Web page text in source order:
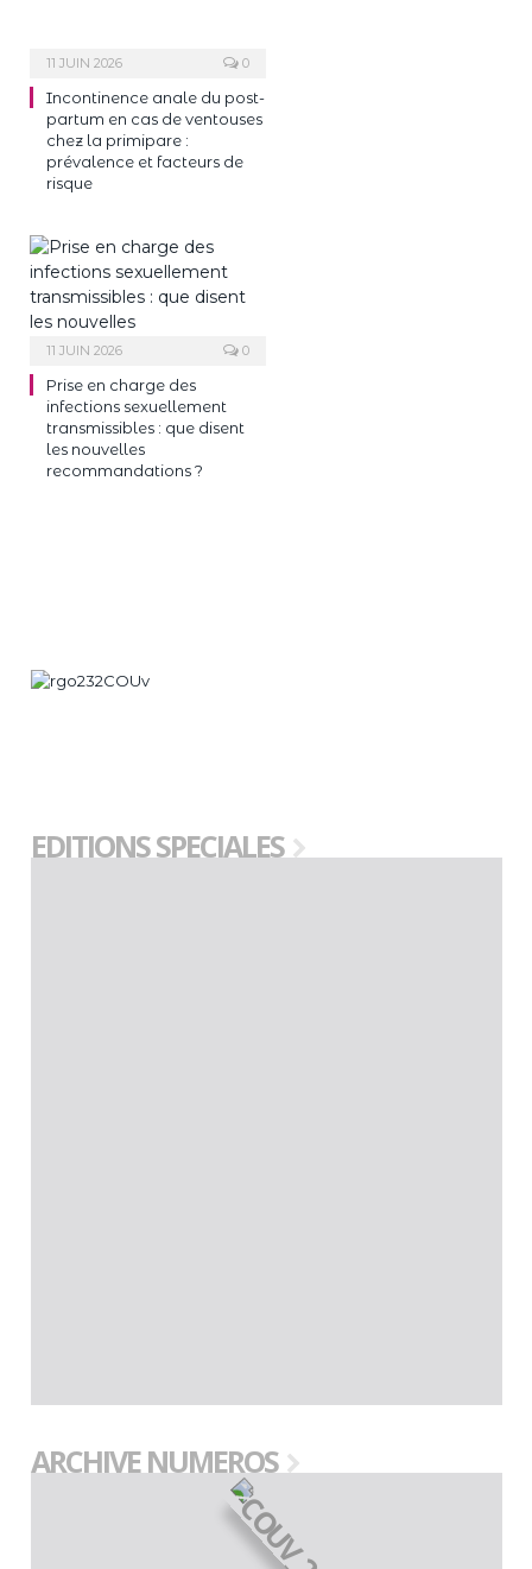
11 JUIN 2026 0
Incontinence anale du post-
partum en cas de ventouses
chez la primipare :
prévalence et facteurs de
risque
11 JUIN 2026 0
Prise en charge des
infections sexuellement
transmissibles : que disent
les nouvelles
recommandations ?
EDITIONS SPECIALES
ARCHIVE NUMEROS